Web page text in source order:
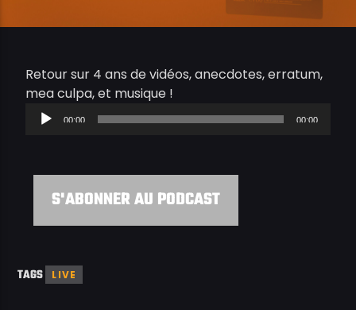
Retour sur 4 ans de vidéos, anecdotes, erratum,
mea culpa, et musique !
audio
00:00 00:00
S'ABONNER AU PODCAST
TAGS LIVE